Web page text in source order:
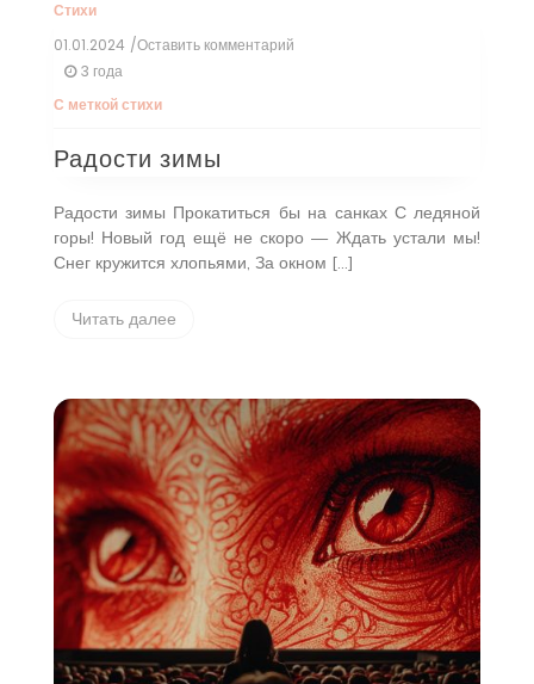
Стихи
01.01.2024 /Оставить комментарий
3 года
С меткой стихи
Радости зимы
Радости зимы Прокатиться бы на санках С ледяной
горы! Новый год ещё не скоро — Ждать устали мы!
Снег кружится хлопьями, За окном […]
Читать далее